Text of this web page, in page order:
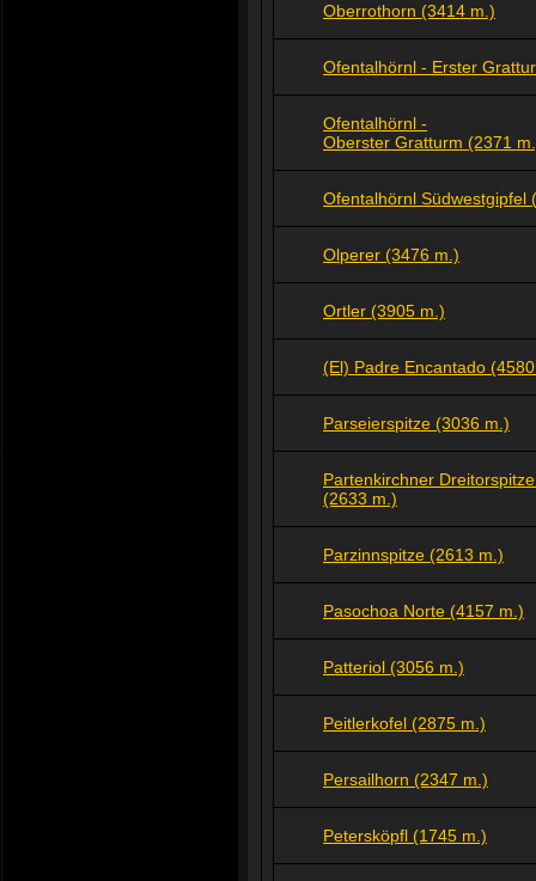
Oberrothorn (3414 m.)
Ofentalhörnl - Erster
Ofentalhörnl -
Oberster Gratturm (2371
Ofentalhörnl Südwestgipfel
Olperer (3476 m.)
Ortler (3905 m.)
(El) Padre Encantado
Parseierspitze (3036 m.)
Partenkirchner
(2633 m.)
Parzinnspitze (2613 m.)
Pasochoa Norte (4157 m.)
Patteriol (3056 m.)
Peitlerkofel (2875 m.)
Persailhorn (2347 m.)
Petersköpfl (1745 m.)